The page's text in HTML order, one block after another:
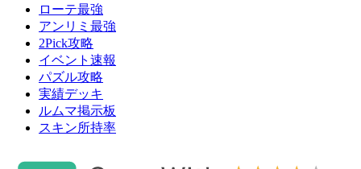
ローテ最強
アンリミ最強
2Pick攻略
イベント速報
パズル攻略
実績デッキ
ルムマ掲示板
スキン所持率